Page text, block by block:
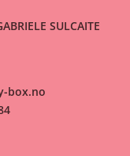
SULCAITE
box.no